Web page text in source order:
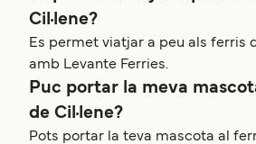
Cil·lene?
Es permet viatjar a peu als ferris
amb Levante Ferries.
Puc portar la meva
de Cil·lene?
Pots portar la teva mascota al